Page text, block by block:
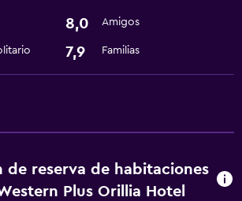
8,0 Amigos
7,9 Familias
de reserva de habitaciones
Plus Orillia Hotel